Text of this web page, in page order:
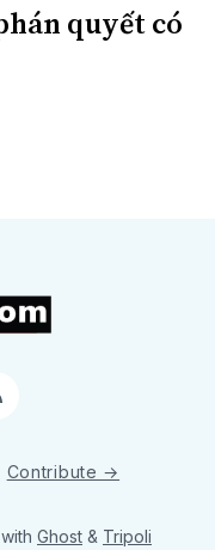
quyết có
Contribute →
Ghost & Tripoli